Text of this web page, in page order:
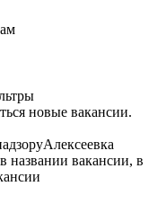
новые вакансии.
Алексеевка
названии вакансии, в